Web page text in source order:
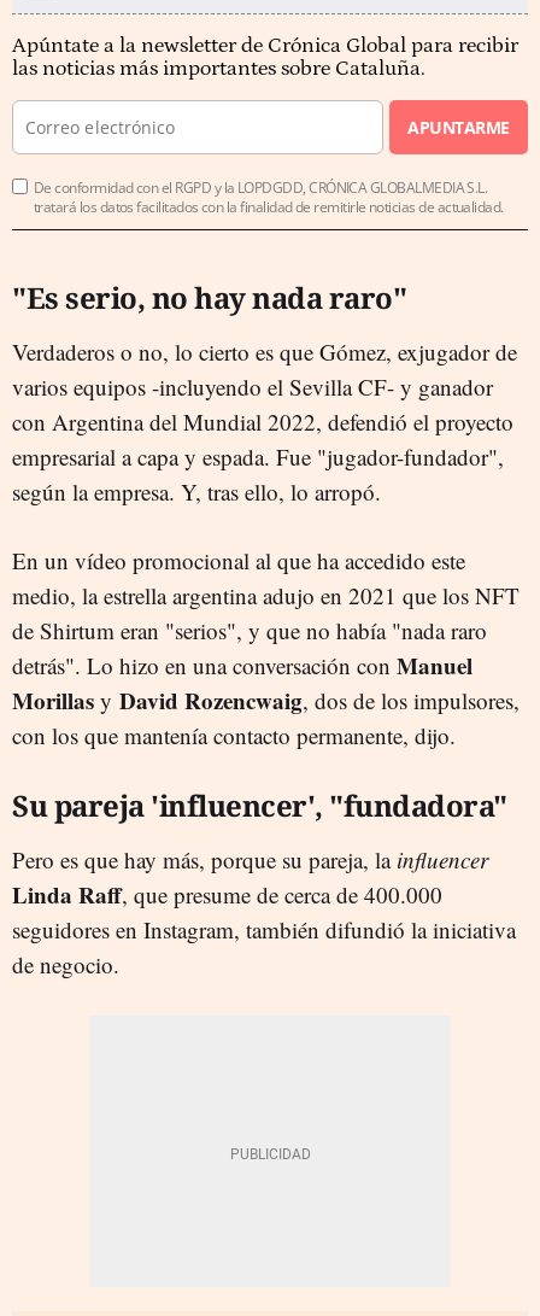
Apúntate a la newsletter de Crónica Global para recibir
las noticias más importantes sobre Cataluña.
APUNTARME
De conformidad con el RGPD y la LOPDGDD, CRÓNICA GLOBALMEDIA S.L.
tratará los datos facilitados con la finalidad de remitirle noticias de actualidad.
"Es serio, no hay nada raro"
Verdaderos o no, lo cierto es que Gómez, exjugador de
varios equipos -incluyendo el Sevilla CF- y ganador
con Argentina del Mundial 2022, defendió el proyecto
empresarial a capa y espada. Fue "jugador-fundador",
según la empresa. Y, tras ello, lo arropó.
En un vídeo promocional al que ha accedido este
medio, la estrella argentina adujo en 2021 que los NFT
de Shirtum eran "serios", y que no había "nada raro
detrás". Lo hizo en una conversación con Manuel
Morillas y David Rozencwaig, dos de los impulsores,
con los que mantenía contacto permanente, dijo.
Su pareja 'influencer', "fundadora"
Pero es que hay más, porque su pareja, la influencer
Linda Raff, que presume de cerca de 400.000
seguidores en Instagram, también difundió la iniciativa
de negocio.